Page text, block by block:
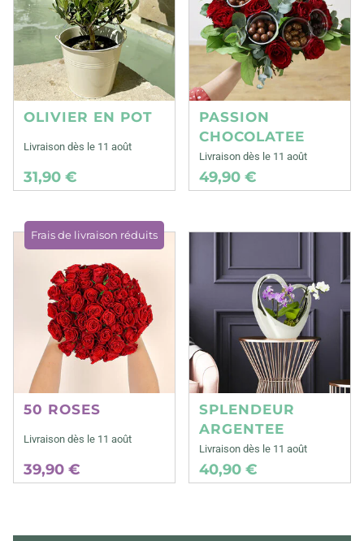
OLIVIER EN POT
Livraison dès le 11 août
31,90 €
PASSION
CHOCOLATEE
Livraison dès le 11 août
49,90 €
Frais de livraison réduits
50 ROSES
Livraison dès le 11 août
39,90 €
SPLENDEUR
ARGENTEE
Livraison dès le 11 août
40,90 €